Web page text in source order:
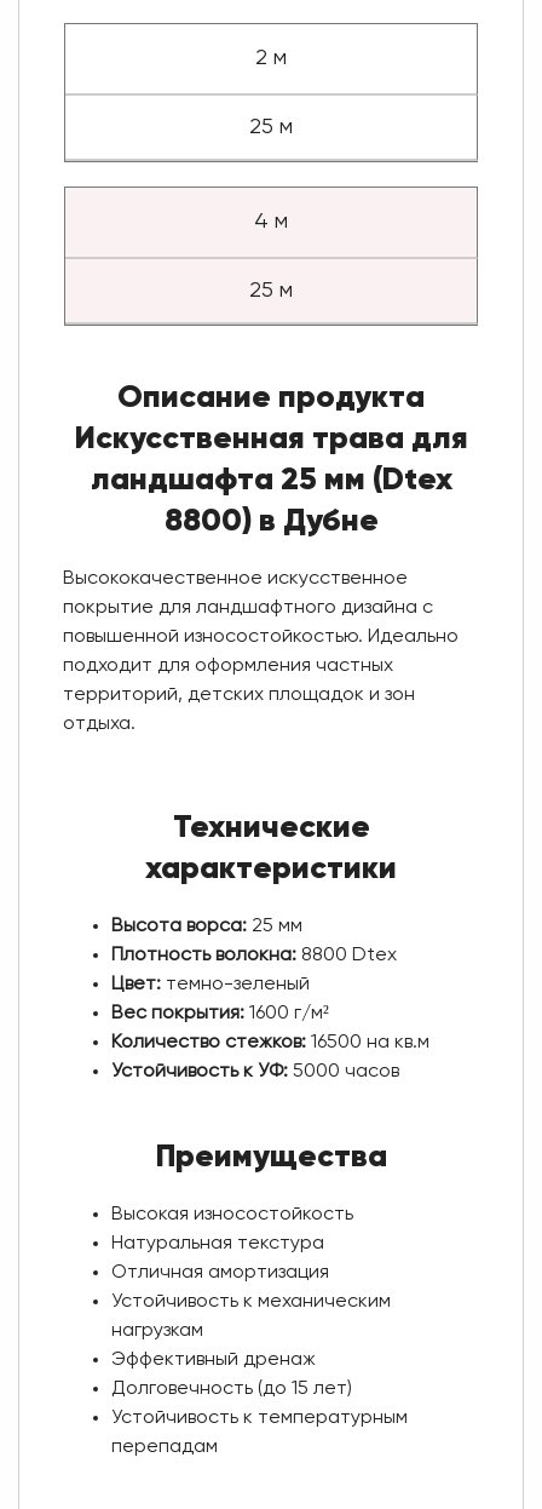
2 м
25 м
4 м
25 м
Описание продукта
Искусственная трава для
ландшафта 25 мм (Dtex
8800) в Дубне
Высококачественное искусственное
покрытие для ландшафтного дизайна с
повышенной износостойкостью. Идеально
подходит для оформления частных
территорий, детских площадок и зон
отдыха.
Технические
характеристики
Высота ворса:25 мм
Плотность волокна:8800 Dtex
Цвет:темно-зеленый
Вес покрытия:1600 г/м²
Количество стежков:16500 на кв.м
Устойчивость к УФ:5000 часов
Преимущества
Высокая износостойкость
Натуральная текстура
Отличная амортизация
Устойчивость к механическим
нагрузкам
Эффективный дренаж
Долговечность (до 15 лет)
Устойчивость к температурным
перепадам